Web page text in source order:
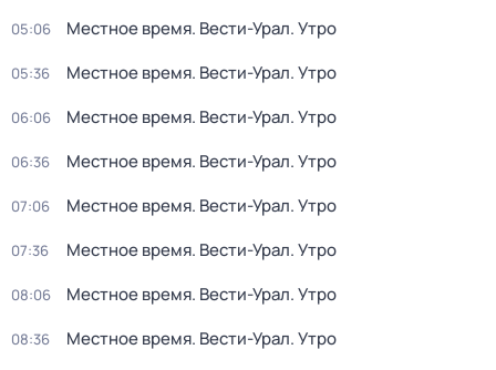
05:06 Местное время. Вести-Урал. Утро
05:36 Местное время. Вести-Урал. Утро
06:06 Местное время. Вести-Урал. Утро
06:36 Местное время. Вести-Урал. Утро
07:06 Местное время. Вести-Урал. Утро
07:36 Местное время. Вести-Урал. Утро
08:06 Местное время. Вести-Урал. Утро
08:36 Местное время. Вести-Урал. Утро